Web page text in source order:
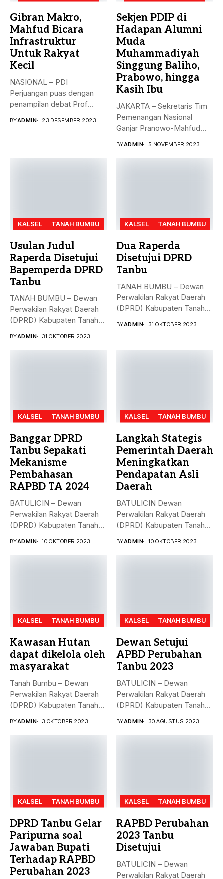
Gibran Makro,
Mahfud Bicara
Infrastruktur
Untuk Rakyat
Kecil
NASIONAL – PDI
Perjuangan puas dengan
penampilan debat Prof
BYADMIN 23 DESEMBER 2023
Sekjen PDIP di
Hadapan Alumni
Muda
Muhammadiyah
Singgung Baliho,
Prabowo, hingga
Kasih Ibu
JAKARTA – Sekretaris Tim
Pemenangan Nasional
Ganjar Pranowo-Mahfud
BYADMIN 5 NOVEMBER 2023
KALSEL TANAH BUMBU
Usulan Judul
Raperda Disetujui
Bapemperda DPRD
Tanbu
TANAH BUMBU – Dewan
Perwakilan Rakyat Daerah
(DPRD) Kabupaten Tanah
BYADMIN 31 OKTOBER 2023
KALSEL TANAH BUMBU
Dua Raperda
Disetujui DPRD
Tanbu
TANAH BUMBU – Dewan
Perwakilan Rakyat Daerah
(DPRD) Kabupaten Tanah
BYADMIN 31 OKTOBER 2023
KALSEL TANAH BUMBU
Banggar DPRD
Tanbu Sepakati
Mekanisme
Pembahasan
RAPBD TA 2024
BATULICIN – Dewan
Perwakilan Rakyat Daerah
(DPRD) Kabupaten Tanah
BYADMIN 10 OKTOBER 2023
KALSEL TANAH BUMBU
Langkah Stategis
Pemerintah Daerah
Meningkatkan
Pendapatan Asli
Daerah
BATULICIN Dewan
Perwakilan Rakyat Daerah
(DPRD) Kabupaten Tanah
BYADMIN 10 OKTOBER 2023
KALSEL TANAH BUMBU
Kawasan Hutan
dapat dikelola oleh
masyarakat
Tanah Bumbu – Dewan
Perwakilan Rakyat Daerah
(DPRD) Kabupaten Tanah
BYADMIN 3 OKTOBER 2023
KALSEL TANAH BUMBU
Dewan Setujui
APBD Perubahan
Tanbu 2023
BATULICIN – Dewan
Perwakilan Rakyat Daerah
(DPRD) Kabupaten Tanah
BYADMIN 30 AGUSTUS 2023
KALSEL TANAH BUMBU
DPRD Tanbu Gelar
Paripurna soal
Jawaban Bupati
Terhadap RAPBD
Perubahan 2023
KALSEL TANAH BUMBU
RAPBD Perubahan
2023 Tanbu
Disetujui
BATULICIN – Dewan
Perwakilan Rakyat Daerah